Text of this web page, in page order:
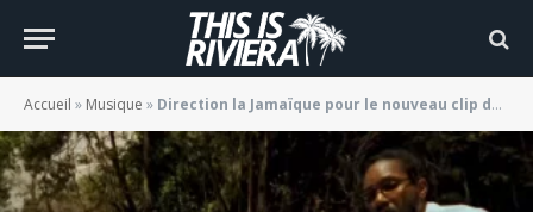
Accueil » Musique » Direction la Jamaïque pour le nouveau clip de Nuttea, « Égaux »